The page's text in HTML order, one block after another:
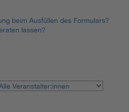
beim Ausfüllen des Formulars?
lassen?